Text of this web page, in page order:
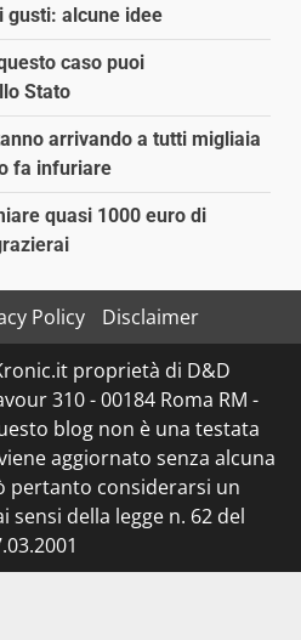
gusti: alcune idee
caso puoi
Stato
arrivando a tutti migliaia
fa infuriare
quasi 1000 euro di
Policy
Disclaimer
proprietà di D&D
310 - 00184 Roma RM -
blog non è una testata
aggiornato senza alcuna
pertanto considerarsi un
della legge n. 62 del